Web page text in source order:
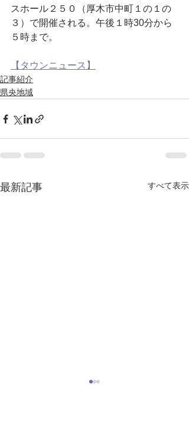
スホール２５０（厚木市中町１の１の
３）で開催される。午後１時30分から
５時まで。
【タウンニュース】
記事紹介
県央地域
最新記事 すべて表示